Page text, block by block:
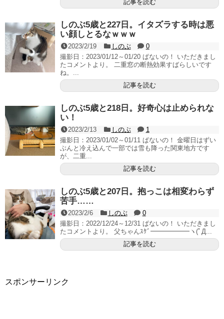
記事を読む
しのぶ5歳と227日。イタズラする時は悪
い顔しとるなｗｗｗ
2023/2/19 しのぶ
0
撮影日：2023/01/12～01/20 ぱないの！ いただきまし
たコメントより。 二重窓の断熱効果すばらしいです
ね。...
記事を読む
しのぶ5歳と218日。好奇心は止められな
い！
2023/2/13 しのぶ
1
撮影日：2023/01/02～01/11 ぱないの！ 金曜日はずい
ぶんと冷え込んで一部では雪も降った関東地方です
が、二重...
記事を読む
しのぶ5歳と207日。抱っこは相変わらず
苦手……
2023/2/6 しのぶ
0
撮影日：2022/12/24～12/31 ぱないの！ いただきまし
たコメントより。 父ちゃんｽｹﾞ━━━━━━ヽ(ﾟД...
記事を読む
スポンサーリンク